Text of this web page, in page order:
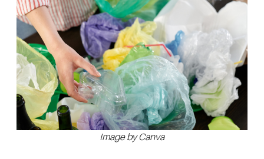
Image by Canva